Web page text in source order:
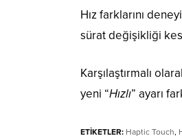
Hız farklarını
sürat değişikliği
Karşılaştırmalı
yeni “Hızlı” ayarı
ETİKETLER: Haptic Touch,